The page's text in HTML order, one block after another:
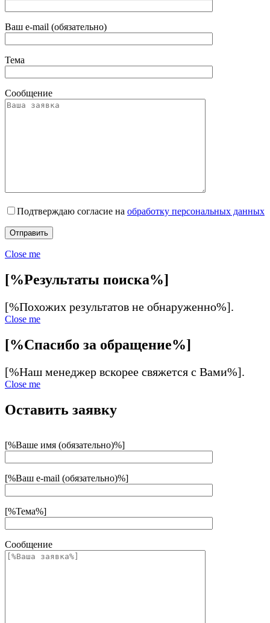
Ваш e-mail (обязательно)
Тема
Сообщение
Подтверждаю согласие на обработку персональных данных
Close me
[%Результаты поиска%]
[%Похожих результатов не обнаруженно%].
Close me
[%Спасибо за обращение%]
[%Наш менеджер вскорее свяжется с Вами%].
Close me
Оставить заявку
[%Ваше имя (обязательно)%]
[%Ваш e-mail (обязательно)%]
[%Тема%]
Сообщение